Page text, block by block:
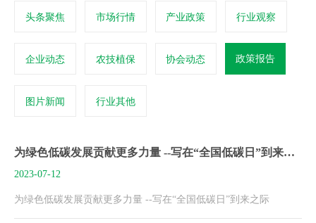
头条聚焦 市场行情 产业政策 行业观察
企业动态 农技植保 协会动态 政策报告
图片新闻 行业其他
为绿色低碳发展贡献更多力量 --写在“全国低碳日”到来之际
2023-07-12
为绿色低碳发展贡献更多力量 --写在“全国低碳日”到来之际